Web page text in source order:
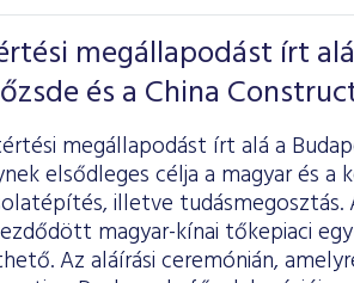
megállapodást írt
és a China
megállapodást írt alá a
elsődleges célja a magyar és
illetve
magyar-kínai tőkepiaci
Az aláírási ceremónián,